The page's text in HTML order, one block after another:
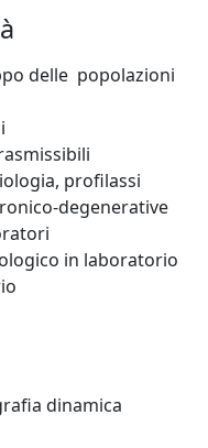
delle popolazioni
profilassi
degenerative
in laboratorio
dinamica